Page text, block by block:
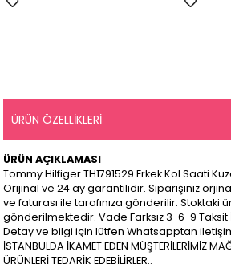
ÜRÜN ÖZELLIKLERI
ÜRÜN AÇIKLAMASI
Tommy Hilfiger TH1791529 Erkek Kol Saati
Orijinal ve 24 ay garantilidir. Siparişiniz
ve faturası ile tarafınıza gönderilir. Stoktaki
gönderilmektedir. Vade Farksız 3-6-9 Taksit
Detay ve bilgi için lütfen Whatsapptan
İSTANBULDA İKAMET EDEN MÜŞTERİLERİMİZ
ÜRÜNLERİ TEDARİK EDEBİLİRLER..